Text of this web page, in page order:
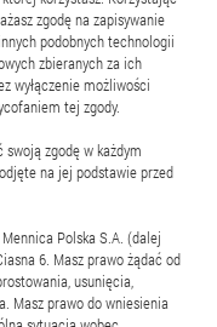
zgodę na zapisywanie
podobnych technologii
zbieranych za ich
wyłączenie możliwości
tej zgody.
zgodę w każdym
na jej podstawie przed
Polska S.A. (dalej
6. Masz prawo żądać od
usunięcia,
Masz prawo do wniesienia
którym
zakupu mające
odsłona coraz